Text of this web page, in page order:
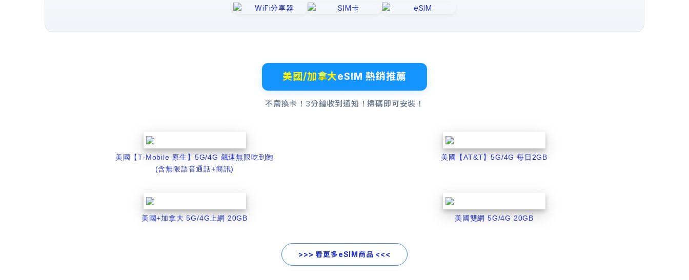
美國/加拿大eSIM 熱銷推薦
不需換卡！3分鐘收到通知！掃碼即可安裝！
美國【T-Mobile 原生】5G/4G 飆速無限吃到飽
(含無限語音通話+簡訊)
美國【AT&T】5G/4G 每日2GB
美國+加拿大 5G/4G上網 20GB 美國雙網 5G/4G 20GB
>>> 看更多eSIM商品 <<<